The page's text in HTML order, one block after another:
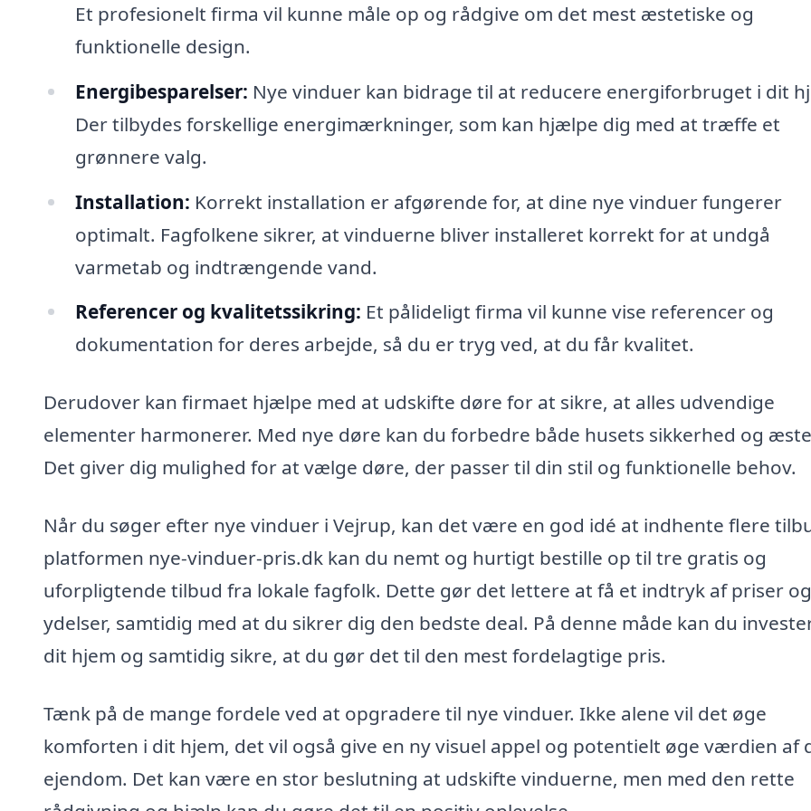
Et profesionelt firma vil kunne måle op og rådgive om det mest æstetiske og
funktionelle design.
Energibesparelser: Nye vinduer kan bidrage til at reducere energiforbruget i dit
Der tilbydes forskellige energimærkninger, som kan hjælpe dig med at træffe et
grønnere valg.
Installation: Korrekt installation er afgørende for, at dine nye vinduer fungerer
optimalt. Fagfolkene sikrer, at vinduerne bliver installeret korrekt for at undgå
varmetab og indtrængende vand.
Referencer og kvalitetssikring: Et pålideligt firma vil kunne vise referencer og
dokumentation for deres arbejde, så du er tryg ved, at du får kvalitet.
Derudover kan firmaet hjælpe med at udskifte døre for at sikre, at alles udvendige
elementer harmonerer. Med nye døre kan du forbedre både husets sikkerhed og
Det giver dig mulighed for at vælge døre, der passer til din stil og funktionelle behov.
Når du søger efter nye vinduer i Vejrup, kan det være en god idé at indhente flere
platformen nye-vinduer-pris.dk kan du nemt og hurtigt bestille op til tre gratis og
uforpligtende tilbud fra lokale fagfolk. Dette gør det lettere at få et indtryk af priser og
ydelser, samtidig med at du sikrer dig den bedste deal. På denne måde kan du
dit hjem og samtidig sikre, at du gør det til den mest fordelagtige pris.
Tænk på de mange fordele ved at opgradere til nye vinduer. Ikke alene vil det øge
komforten i dit hjem, det vil også give en ny visuel appel og potentielt øge værdien af
ejendom. Det kan være en stor beslutning at udskifte vinduerne, men med den rette